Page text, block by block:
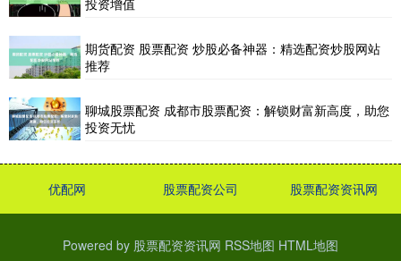
投资增值
期货配资 股票配资 炒股必备神器：精选配资炒股网站
推荐
聊城股票配资 成都市股票配资：解锁财富新高度，助您
投资无忧
优配网 股票配资公司 股票配资资讯网
Powered by 股票配资资讯网 RSS地图 HTML地图